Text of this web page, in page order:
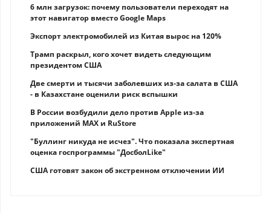
6 млн загрузок: почему пользователи переходят на
этот навигатор вместо Google Maps
Экспорт электромобилей из Китая вырос на 120%
Трамп раскрыл, кого хочет видеть следующим
президентом США
Две смерти и тысячи заболевших из-за салата в США
- в Казахстане оценили риск вспышки
В России возбудили дело против Apple из-за
приложений MAX и RuStore
"Буллинг никуда не исчез". Что показала экспертная
оценка госпрограммы "ДосболLike"
США готовят закон об экстренном отключении ИИ